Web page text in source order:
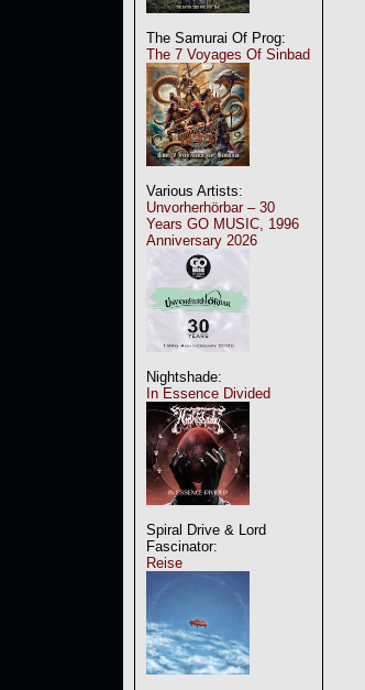
The Samurai Of Prog:
The 7 Voyages Of Sinbad
Various Artists:
Unvorherhörbar – 30
Years GO MUSIC, 1996
Anniversary 2026
Nightshade:
In Essence Divided
Spiral Drive & Lord
Fascinator:
Reise